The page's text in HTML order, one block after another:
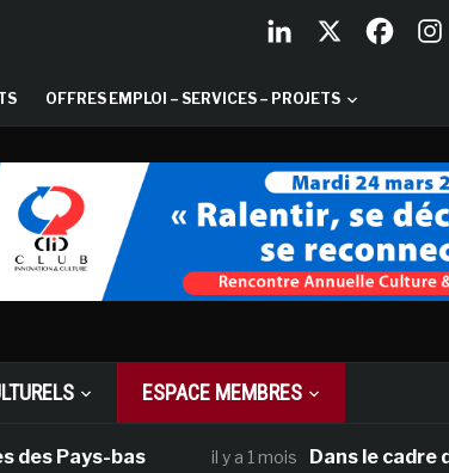
OFFRES EMPLOI – SERVICES – PROJETS
ESPACE MEMBRES
bas il y a 1 mois Dans le cadre de